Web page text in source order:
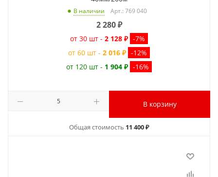
В наличии Арт.: 769 040
2 280₽
от 30 шт - 2 128 ₽ -7%
от 60 шт - 2 016 ₽ -12%
от 120 шт - 1 904 ₽ -16%
В корзину
Общая стоимость 11 400 ₽